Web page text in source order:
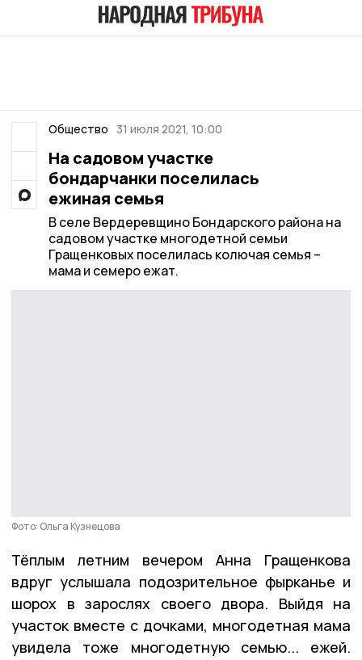
Общество 31 июля 2021, 10:00
На садовом участке
бондарчанки поселилась
ежиная семья
В селе Вердеревщино Бондарского района на
садовом участке многодетной семьи
Гращенковых поселилась колючая семья –
мама и семеро ежат.
Фото: Ольга Кузнецова
Тёплым летним вечером Анна Гращенкова
вдруг услышала подозрительное фырканье и
шорох в зарослях своего двора. Выйдя на
участок вместе с дочками, многодетная мама
увидела тоже многодетную семью... ежей.